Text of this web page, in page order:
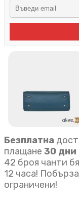
Безплатна
плащане 30 дни
42 броя чанти
12 часа!
ограничени!